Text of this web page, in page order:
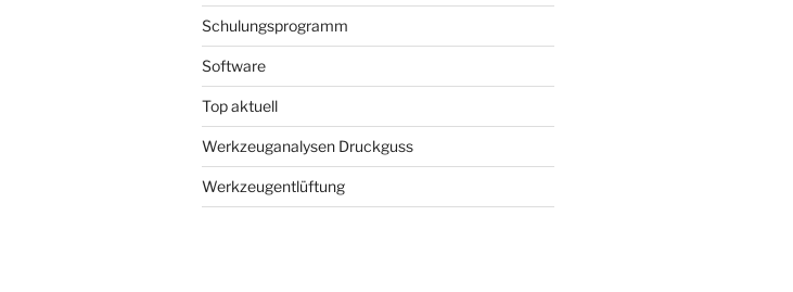
Schulungsprogramm
Software
Top aktuell
Werkzeuganalysen Druckguss
Werkzeugentlüftung